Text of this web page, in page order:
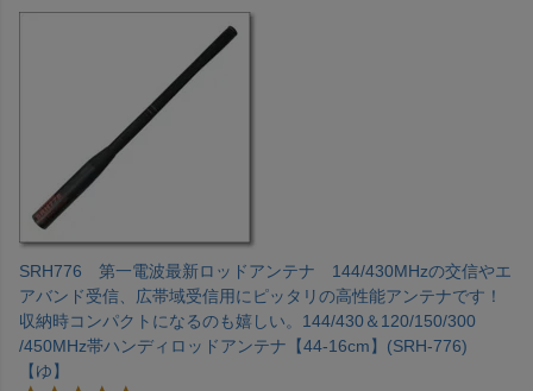
SRH776 第一電波最新ロッドアンテナ 144/430MHzの交信やエ
アバンド受信、広帯域受信用にピッタリの高性能アンテナです！
収納時コンパクトになるのも嬉しい。144/430＆120/150/300
/450MHz帯ハンディロッドアンテナ【44-16cm】(SRH-776)
【ゆ】